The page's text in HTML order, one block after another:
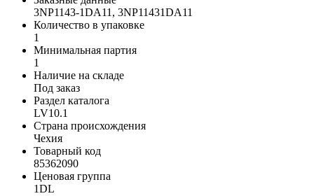
3NP1143-1DA11, 3NP11431DA11
Количество в упаковке
1
Минимальная партия
1
Наличие на складе
Под заказ
Раздел каталога
LV10.1
Страна происхождения
Чехия
Товарный код
85362090
Ценовая группа
1DL